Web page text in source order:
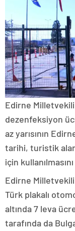
Edirne Milletvekili
dezenfeksiyon
az yarısının
tarihi, turistik
için
Edirne
Türk plakalı
altında 7 leva
tarafında da